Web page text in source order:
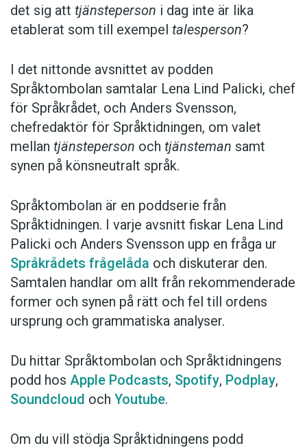
det sig att tjänsteperson i dag inte är lika
etablerat som till exempel talesperson?
I det nittonde avsnittet av podden
Språktombolan samtalar Lena Lind Palicki, chef
för Språkrådet, och Anders Svensson,
chefredaktör för Språktidningen, om valet
mellan tjänsteperson och tjänsteman samt
synen på könsneutralt språk.
Språktombolan är en poddserie från
Språktidningen. I varje avsnitt fiskar Lena Lind
Palicki och Anders Svensson upp en fråga ur
Språkrådets frågelåda och diskuterar den.
Samtalen handlar om allt från rekommenderade
former och synen på rätt och fel till ordens
ursprung och grammatiska analyser.
Du hittar Språktombolan och Språktidningens
podd hos Apple Podcasts, Spotify, Podplay,
Soundcloud och Youtube.
Om du vill stödja Språktidningens podd